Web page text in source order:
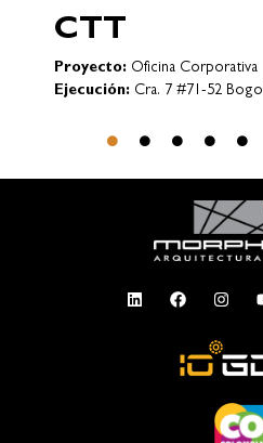
CTT
Proyecto: Oficina Corporativa
Ejecución: Cra. 7 #71-52